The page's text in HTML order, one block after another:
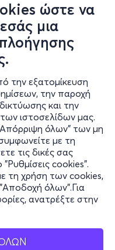
ώστε να
μια
την εξατομίκευση
την παροχή
και την
ιστοσελίδων μας.
όλων" των μη
με τη
τις δικές σας
"Ρυθμίσεις cookies".
τη χρήση των cookies,
όλων".Για
ανατρέξτε στην